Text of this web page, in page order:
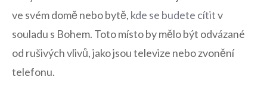
ve svém domě nebo‍ bytě,⁢ kde⁣ se ⁢budete cítitv ​
souladu s Bohem. Toto místo by mělo být odvázané
od rušivých vlivů, jako jsou televize‍ nebo zvonění
telefonu.